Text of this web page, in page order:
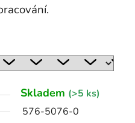
Skladem (>5 ks)
576-5076-0